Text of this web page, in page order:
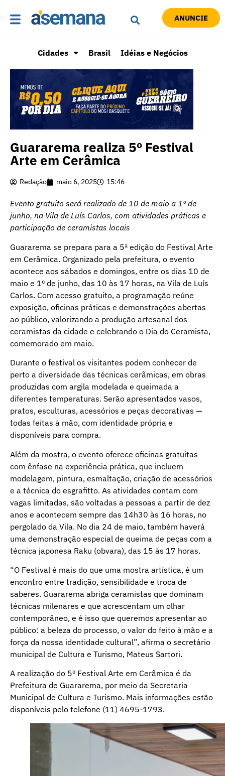
ANUNCIE
Cidades Brasil Idéias e Negócios
Guararema realiza 5º Festival
Arte em Cerâmica
Redação maio 6, 2025 15:46
Evento gratuito será realizado de 10 de maio a 1º de
junho, na Vila de Luís Carlos, com atividades práticas e
participação de ceramistas locais
Guararema se prepara para a 5ª edição do Festival Arte
em Cerâmica. Organizado pela prefeitura, o evento
acontece aos sábados e domingos, entre os dias 10 de
maio e 1º de junho, das 10 às 17 horas, na Vila de Luís
Carlos. Com acesso gratuito, a programação reúne
exposição, oficinas práticas e demonstrações abertas
ao público, valorizando a produção artesanal dos
ceramistas da cidade e celebrando o Dia do Ceramista,
comemorado em maio.
Durante o festival os visitantes podem conhecer de
perto a diversidade das técnicas cerâmicas, em obras
produzidas com argila modelada e queimada a
diferentes temperaturas. Serão apresentados vasos,
pratos, esculturas, acessórios e peças decorativas —
todas feitas à mão, com identidade própria e
disponíveis para compra.
Além da mostra, o evento oferece oficinas gratuitas
com ênfase na experiência prática, que incluem
modelagem, pintura, esmaltação, criação de acessórios
e a técnica do esgrafitto. As atividades contam com
vagas limitadas, são voltadas a pessoas a partir de dez
anos e acontecem sempre das 14h30 às 16 horas, no
pergolado da Vila. No dia 24 de maio, também haverá
uma demonstração especial de queima de peças com a
técnica japonesa Raku (obvara), das 15 às 17 horas.
“O Festival é mais do que uma mostra artística, é um
encontro entre tradição, sensibilidade e troca de
saberes. Guararema abriga ceramistas que dominam
técnicas milenares e que acrescentam um olhar
contemporâneo, e é isso que queremos apresentar ao
público: a beleza do processo, o valor do feito à mão e a
força da nossa identidade cultural”, afirma o secretário
municipal de Cultura e Turismo, Mateus Sartori.
A realização do 5º Festival Arte em Cerâmica é da
Prefeitura de Guararema, por meio da Secretaria
Municipal de Cultura e Turismo. Mais informações estão
disponíveis pelo telefone (11) 4695-1793.